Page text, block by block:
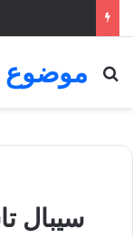
موضوع
بحث عن
سيبال